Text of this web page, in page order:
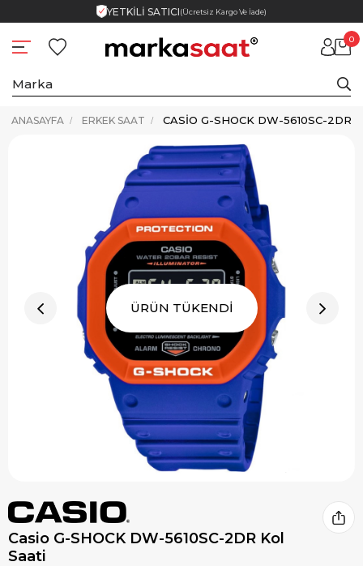
YETKİLİ SATICI(Ücretsiz Kargo Ve İade)
0
ANASAYFA ERKEK SAAT CASIO G-SHOCK DW-5610SC-2DR
ÜRÜN TÜKENDİ
Casio G-SHOCK DW-5610SC-2DR Kol
Saati